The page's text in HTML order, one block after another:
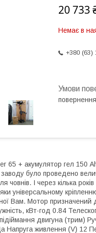
20 733
Немає в
+380 (63)
65 + акумулятор гел 150
було проведено
човнів. І через кілька
універсальному
Вам. Мотор призначений
кВт·год 0.84
двигуна (трим)
Напруга живлення (V) 12